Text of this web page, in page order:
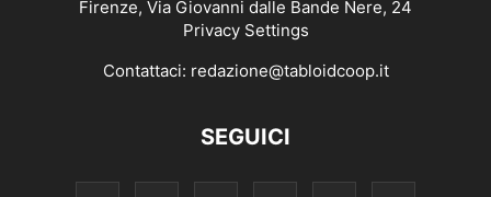
Firenze, Via Giovanni dalle Bande Nere, 24
Privacy Settings
Contattaci: redazione@tabloidcoop.it
SEGUICI